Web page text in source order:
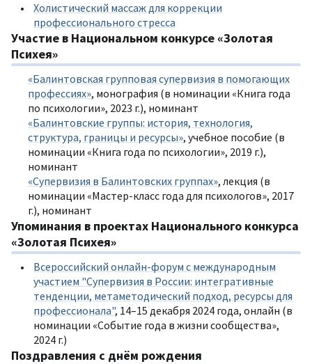
Холистический массаж для коррекции
профессионального стресса
Участие в Национальном конкурсе «Золотая
Психея»
«Балинтовская групповая супервизия в помогающих
профессиях», монография (в номинации «Книга года
по психологии», 2023 г.), номинант
«Балинтовские группы: история, технология,
структура, границы и ресурсы», учебное пособие (в
номинации «Книга года по психологии», 2019 г.),
номинант
«Супервизия в Балинтовских группах», лекция (в
номинации «Мастер-класс года для психологов», 2017
г.), номинант
Упоминания в проектах Национального конкурса
«Золотая Психея»
Всероссийский онлайн-форум с международным
участием "Супервизия в России: интегративные
тенденции, метаметодический подход, ресурсы для
профессионала", 14–15 декабря 2024 года, онлайн (в
номинации «Событие года в жизни сообщества»,
2024 г.)
Поздравления с днём рождения